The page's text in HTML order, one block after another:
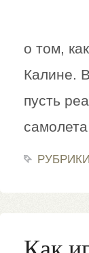
о том,
Калине.
пусть